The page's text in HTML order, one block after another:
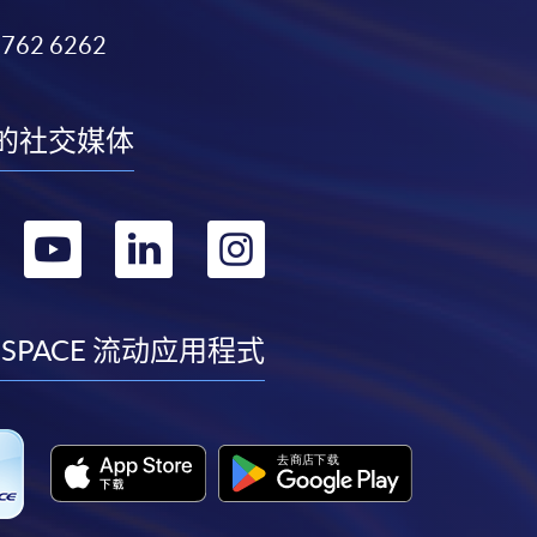
6262
社交媒体
转
youtube
转
linkedin
转
instagram
流动应用程式